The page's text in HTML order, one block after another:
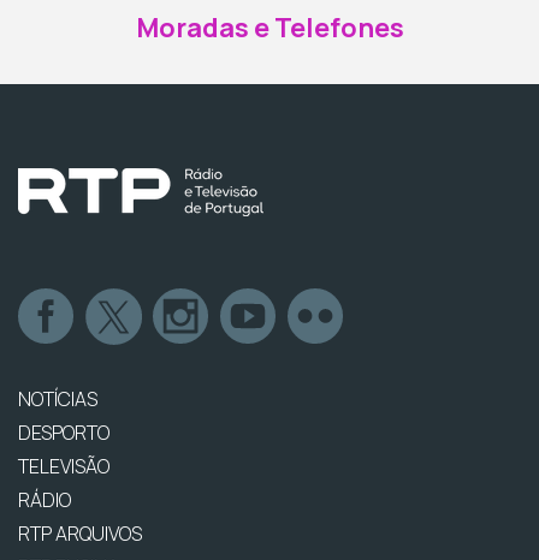
Moradas e Telefones
NOTÍCIAS
DESPORTO
TELEVISÃO
RÁDIO
RTP ARQUIVOS